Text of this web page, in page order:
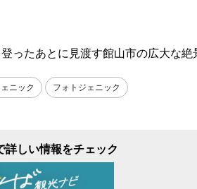
ったあとに見渡す館山市の広大な絶
ニック フォトジェニック
詳しい情報をチェック